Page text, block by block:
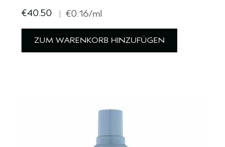
€40.50 | €0.16/ml
ZUM WARENKORB HINZUFÜGEN